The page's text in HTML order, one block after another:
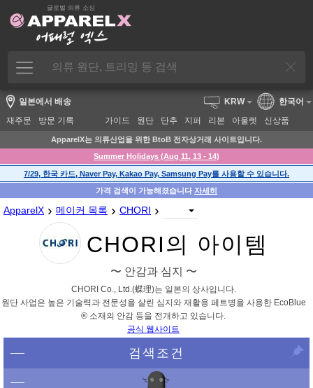
글로벌 의류 소싱
일본에서 배송
재주문
방문 기록 가이드 원단 단추 지퍼 리본 아울렛 신상품
KRW 한국어
ApparelX는 의류산업을 위한 BtoB 전자상거래 사이트입니다.
Summer Holidays (Aug 11, 13 - 14)
7/29, 한국 카드, Naver Pay, Kakao Pay, Samsung Pay를 사용할 수 있습니다.
가격 검색이 가능해졌습니다 자세히
ApparelX › 메이커 목록 › CHORI ›
CHORI의 아이템
〜 안감과 심지 〜
CHORI Co., Ltd.(蝶理)는 일본의 상사입니다.
원단 사업은 높은 기술력과 전문성을 살린 심지와 재활용 페트병을 사용한 EcoBlue
® 소재의 안감 등을 전개하고 있습니다.
공식 웹사이트
검색조건